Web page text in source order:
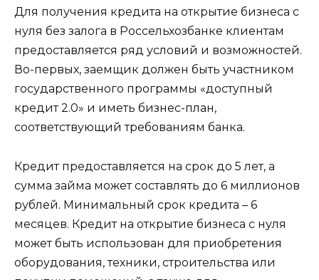
Для получения кредита на открытие бизнеса с
нуля без залога в Россельхозбанке клиентам
предоставляется ряд условий и возможностей.
Во-первых, заемщик должен быть участником
государственного программы «доступный
кредит 2.0» и иметь бизнес-план,
соответствующий требованиям банка.
Кредит предоставляется на срок до 5 лет, а
сумма займа может составлять до 6 миллионов
рублей. Минимальный срок кредита – 6
месяцев. Кредит на открытие бизнеса с нуля
может быть использован для приобретения
оборудования, техники, строительства или